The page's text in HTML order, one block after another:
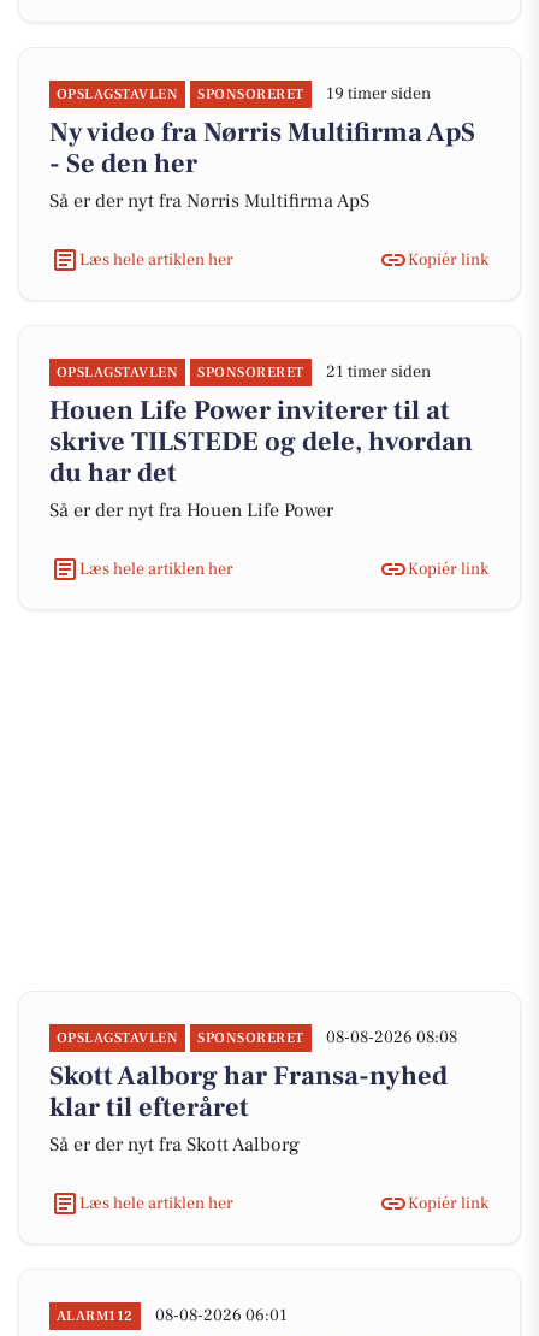
OPSLAGSTAVLEN SPONSORERET 19 timer siden
Ny video fra Nørris Multifirma ApS
- Se den her
Så er der nyt fra Nørris Multifirma ApS
Læs hele artiklen her Kopiér link
OPSLAGSTAVLEN SPONSORERET 21 timer siden
Houen Life Power inviterer til at
skrive TILSTEDE og dele, hvordan
du har det
Så er der nyt fra Houen Life Power
Læs hele artiklen her Kopiér link
OPSLAGSTAVLEN SPONSORERET 08-08-2026 08:08
Skott Aalborg har Fransa-nyhed
klar til efteråret
Så er der nyt fra Skott Aalborg
Læs hele artiklen her Kopiér link
ALARM112 08-08-2026 06:01